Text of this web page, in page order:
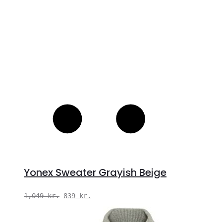
Yonex Sweater Grayish Beige
1,049kr. Den
839 kr.
aktuelle